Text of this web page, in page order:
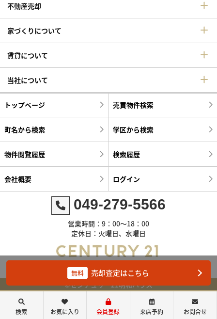
無料 売却査定はこちら
不動産売却
家づくりについて
賃貸について
当社について
トップページ 売買物件検索
町名から検索 学区から検索
物件閲覧履歴 検索履歴
会社概要 ログイン
049-279-5566
営業時間：9：00～18：00
定休日：火曜日、水曜日
©センチュリー21明和ハウス
検索 お気に入り 会員登録 来店予約 お問合せ